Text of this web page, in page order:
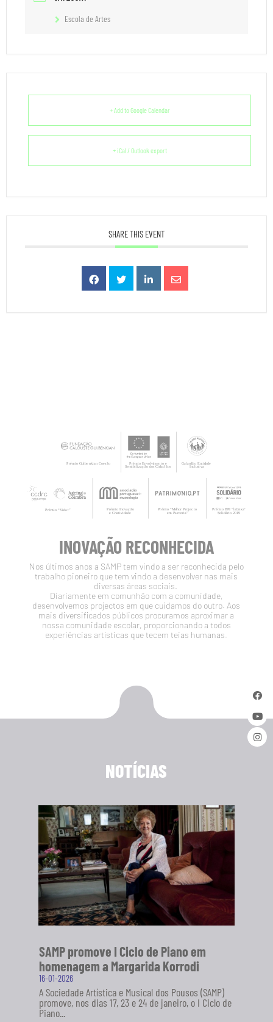
Escola de Artes
+ Add to Google Calendar
+ iCal / Outlook export
SHARE THIS EVENT
INOVAÇÃO RECONHECIDA
Nos últimos anos a SAMP tem vindo a ser reconhecida pelo
trabalho pioneiro que tem vindo a desenvolver nas mais
diversas áreas sociais.
Diariamente em comunhão com a comunidade,
desenvolvemos projectos em que cuidamos do outro. Aos
mais diversificados públicos procuramos aproximar a
nossa comunidade escolar, proporcionando a todos
experiências artísticas que tecem teias humanas.
NOTÍCIAS
SAMP promove I Ciclo de Piano em
homenagem a Margarida Korrodi
16-01-2026
A Sociedade Artística e Musical dos Pousos (SAMP)
promove, nos dias 17, 23 e 24 de janeiro, o I Ciclo de
Piano...